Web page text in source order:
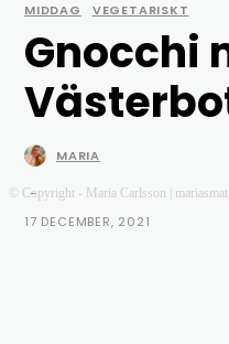
MIDDAG VEGETARISKT
Gnocchi
MARIA
-
17 DECEMBER, 2021
© Copyright - Maria Carlsson |